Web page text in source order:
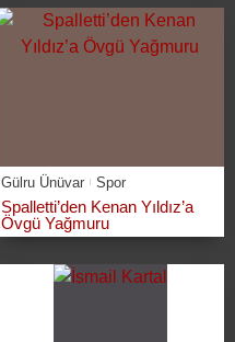
Gülru Ünüvar Spor
Spalletti’den Kenan Yıldız’a
Övgü Yağmuru